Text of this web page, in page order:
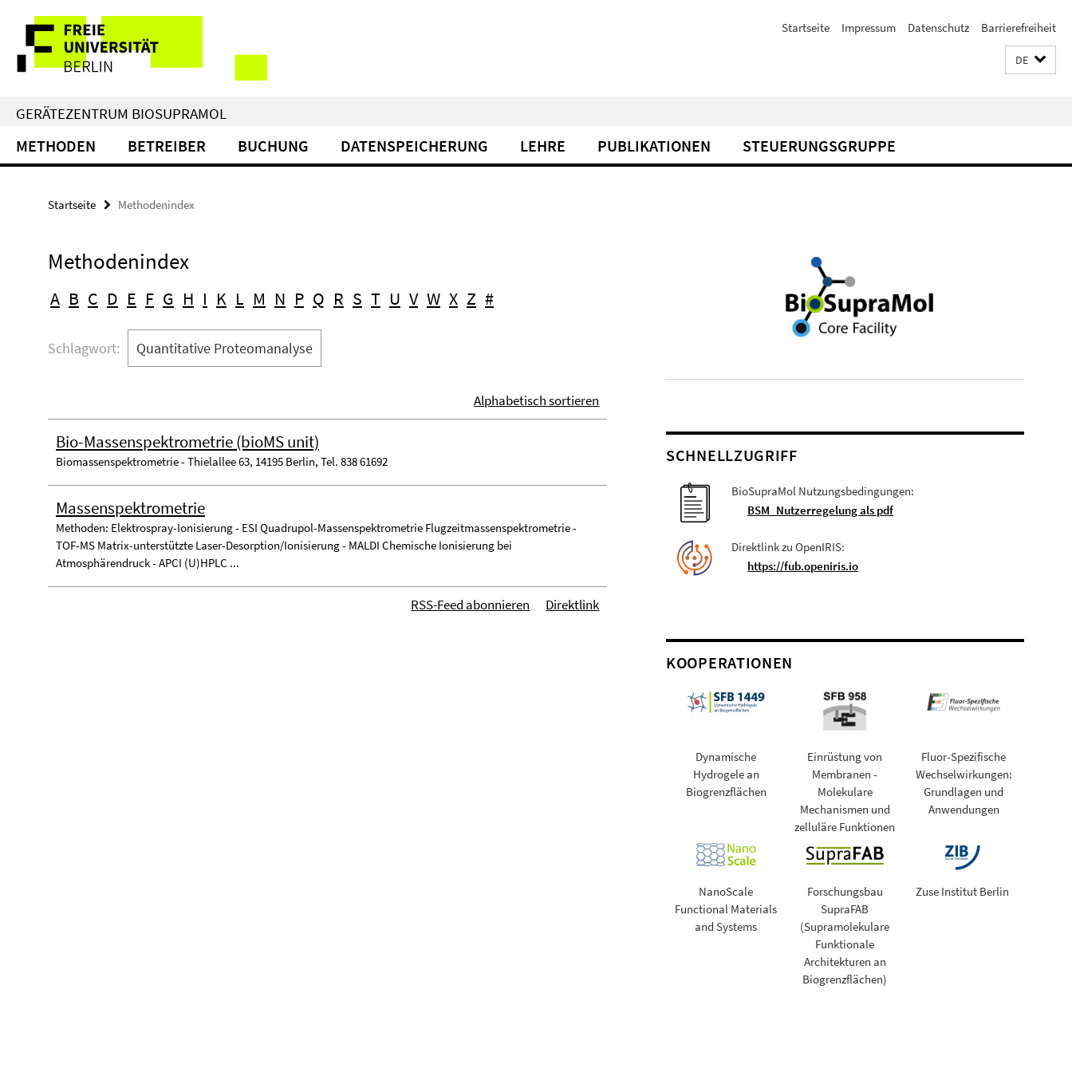
direkt
Inhalt
Service-
Navigation
Startseite Impressum Datenschutz Barrierefreiheit
DE
GERÄTEZENTRUM BIOSUPRAMOL
METHODEN BETREIBER BUCHUNG DATENSPEICHERUNG LEHRE PUBLIKATIONEN STEUERUNGSGRUPPE
Startseite Methodenindex
Methodenindex
A B C D E F G H I K L M N P Q R S T U V W X Z #
Schlagwort: Quantitative Proteomanalyse
Alphabetisch sortieren
Bio-Massenspektrometrie (bioMS unit)
Biomassenspektrometrie - Thielallee 63, 14195 Berlin, Tel. 838 61692
Massenspektrometrie
Methoden: Elektrospray-Ionisierung - ESI Quadrupol-Massenspektrometrie Flugzeitmassenspektrometrie -
TOF-MS Matrix-unterstützte Laser-Desorption/Ionisierung - MALDI Chemische Ionisierung bei
Atmosphärendruck - APCI (U)HPLC ...
Direktlink
RSS-Feed abonnieren
SCHNELLZUGRIFF
BioSupraMol Nutzungsbedingungen:
BSM_Nutzerregelung als pdf
Direktlink zu OpenIRIS:
https://fub.openiris.io
KOOPERATIONEN
Dynamische
Hydrogele an
Biogrenzflächen
Einrüstung von
Membranen -
Molekulare
Mechanismen und
zelluläre Funktionen
Fluor-Spezifische
Wechselwirkungen:
Grundlagen und
Anwendungen
NanoScale
Functional Materials
and Systems
Forschungsbau
SupraFAB
(Supramolekulare
Funktionale
Architekturen an
Biogrenzflächen)
Zuse Institut Berlin